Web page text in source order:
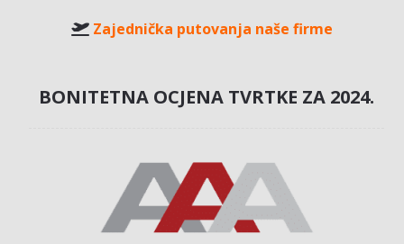
Zajednička putovanja naše firme
BONITETNA OCJENA TVRTKE ZA 2024.